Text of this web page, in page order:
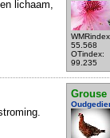
55.568
OTindex:
99.235
lichaam,
Grouse